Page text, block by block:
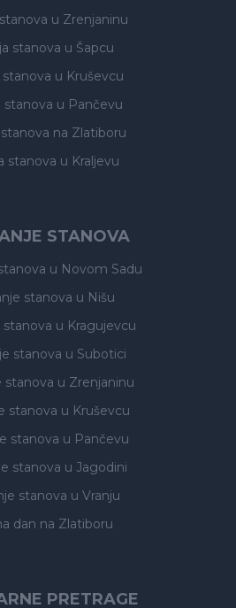
u Zrenjaninu
stanova u Šapcu
stanova u Kruševcu
stanova u Pančevu
na Zlatiboru
stanova u Kraljevu
STANOVA
u Novom Sadu
stanova u Nišu
stanova u Kragujevcu
stanova u Subotici
stanova u Zrenjaninu
stanova u Kruševcu
stanova u Pančevu
stanova u Jagodini
stanova u Vranju
dan na Zlatiboru
PRETRAGE